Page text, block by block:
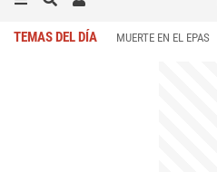
TEMAS DEL DÍA MUERTE EN EL EPAS